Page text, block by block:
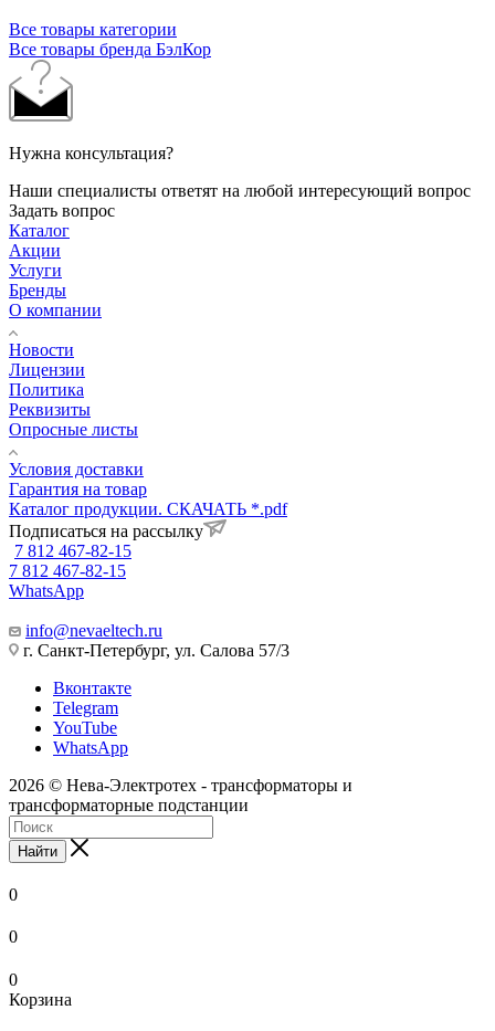
Все товары категории
Все товары бренда БэлКор
Нужна консультация?
Наши специалисты ответят на любой интересующий вопрос
Задать вопрос
Каталог
Акции
Услуги
Бренды
О компании
Новости
Лицензии
Политика
Реквизиты
Опросные листы
Условия доставки
Гарантия на товар
Каталог продукции. СКАЧАТЬ *.pdf
Подписаться на рассылку
7 812 467-82-15
7 812 467-82-15
WhatsApp
info@nevaeltech.ru
г. Санкт-Петербург, ул. Салова 57/3
Вконтакте
Telegram
YouTube
WhatsApp
2026 © Нева-Электротех - трансформаторы и
трансформаторные подстанции
Найти
0
0
0
Корзина